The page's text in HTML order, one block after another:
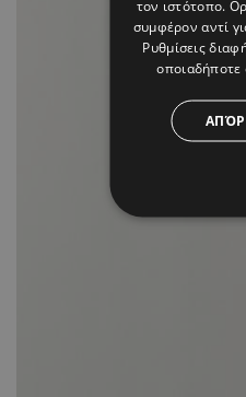
τον ιστότοπο.
συμφέρον αντί
Ρυθμίσεις
οποιαδήποτε